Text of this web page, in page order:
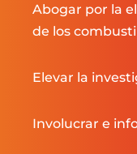
Abogar por la
de los
Elevar la
Involucrar e